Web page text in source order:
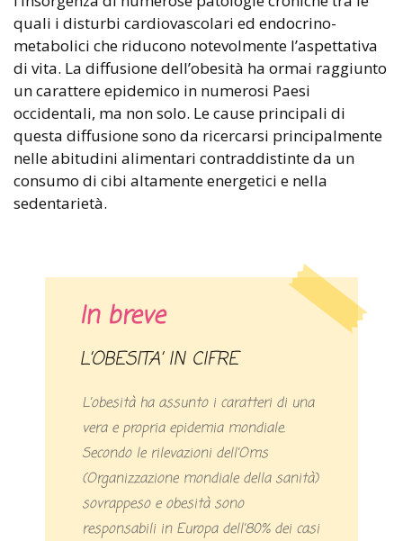
quali i disturbi cardiovascolari ed endocrino-
metabolici che riducono notevolmente l’aspettativa
di vita. La diffusione dell’obesità ha ormai raggiunto
un carattere epidemico in numerosi Paesi
occidentali, ma non solo. Le cause principali di
questa diffusione sono da ricercarsi principalmente
nelle abitudini alimentari contraddistinte da un
consumo di cibi altamente energetici e nella
sedentarietà.
In breve
L’OBESITA’ IN CIFRE
L’obesità ha assunto i caratteri di una
vera e propria epidemia mondiale.
Secondo le rilevazioni dell’Oms
(Organizzazione mondiale della sanità)
sovrappeso e obesità sono
responsabili in Europa dell’80% dei casi